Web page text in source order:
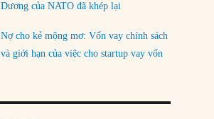
Dương của NATO đã khép lại
Nợ cho kẻ mộng mơ: Vốn vay chính sách
và giới hạn của việc cho startup vay vốn